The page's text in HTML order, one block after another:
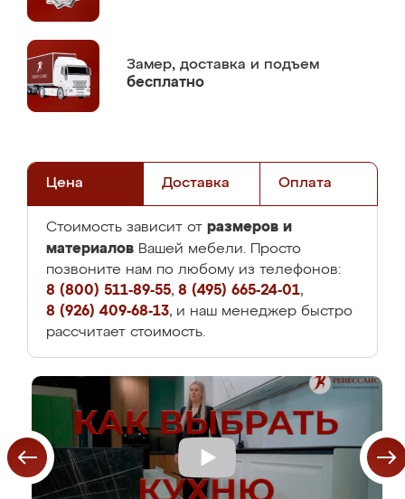
Замер, доставка и подъем
бесплатно
Цена Доставка Оплата
Стоимость зависит от размеров и
материалов Вашей мебели. Просто
позвоните нам по любому из телефонов:
8 (800) 511-89-55, 8 (495) 665-24-01,
8 (926) 409-68-13, и наш менеджер быстро
рассчитает стоимость.